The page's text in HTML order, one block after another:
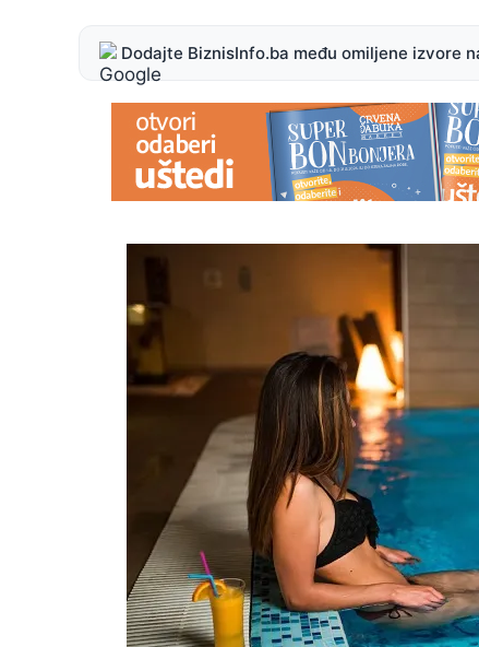
Dodajte BiznisInfo.ba među omiljene izvore